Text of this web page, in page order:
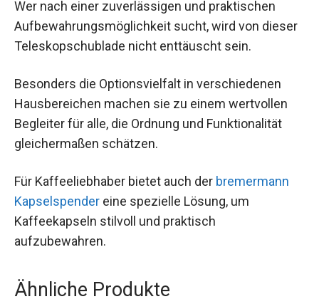
Wer nach einer zuverlässigen und praktischen
Aufbewahrungsmöglichkeit sucht, wird von dieser
Teleskopschublade nicht enttäuscht sein.
Besonders die Optionsvielfalt in verschiedenen
Hausbereichen machen sie zu einem wertvollen
Begleiter für alle, die Ordnung und Funktionalität
gleichermaßen schätzen.
Für Kaffeeliebhaber bietet auch der bremermann
Kapselspender eine spezielle Lösung, um
Kaffeekapseln stilvoll und praktisch
aufzubewahren.
Ähnliche Produkte